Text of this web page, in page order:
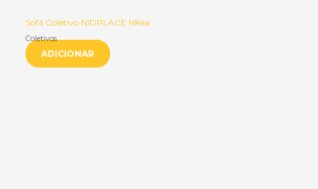
Sofá Coletivo NIDPLACE NKea
Coletivos
ADICIONAR